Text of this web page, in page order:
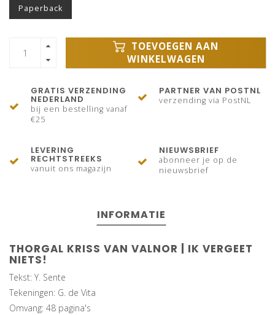
Paperback
TOEVOEGEN AAN
WINKELWAGEN
GRATIS VERZENDING
NEDERLAND
bij een bestelling vanaf
€25
PARTNER VAN POSTNL
verzending via PostNL
LEVERING
RECHTSTREEKS
vanuit ons magazijn
NIEUWSBRIEF
abonneer je op de
nieuwsbrief
INFORMATIE
THORGAL KRISS VAN VALNOR | IK VERGEET
NIETS!
Tekst: Y. Sente
Tekeningen: G. de Vita
Omvang: 48 pagina's